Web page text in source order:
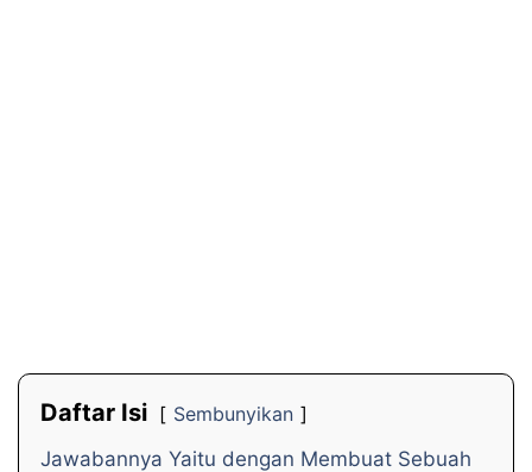
Daftar Isi
Sembunyikan
Jawabannya Yaitu dengan Membuat Sebuah